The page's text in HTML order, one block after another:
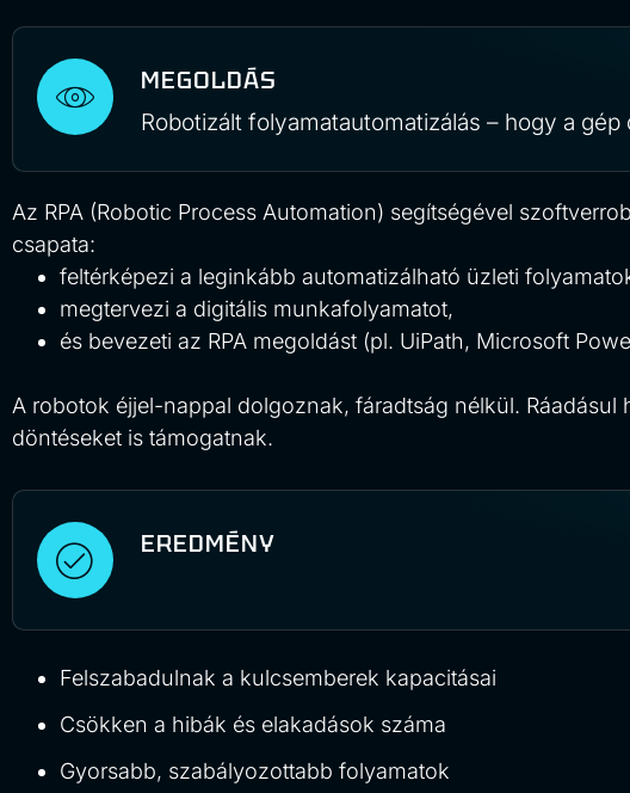
MEGOLDÁS
Robotizált folyamatautomatizálás – hogy a
Az RPA (Robotic Process Automation) segítségével
csapata:
feltérképezi a leginkább automatizálható üzleti
megtervezi a digitális munkafolyamatot,
és bevezeti az RPA megoldást (pl. UiPath, Microsoft
A robotok éjjel-nappal dolgoznak, fáradtság nélkül.
döntéseket is támogatnak.
EREDMÉNY
Felszabadulnak a kulcsemberek kapacitásai
Csökken a hibák és elakadások száma
Gyorsabb, szabályozottabb folyamatok